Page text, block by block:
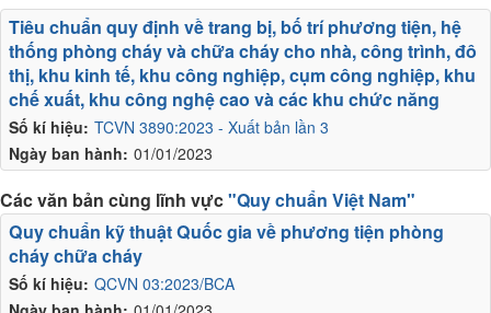
Số kí hiệu: TCVN 3890:2023 - Xuất bản lần 3
Ngày ban hành: 01/01/2023
Tiêu chuẩn quy định về trang bị, bố trí phương tiện, hệ
thống phòng cháy và chữa cháy cho nhà, công trình, đô
thị, khu kinh tế, khu công nghiệp, cụm công nghiệp, khu
chế xuất, khu công nghệ cao và các khu chức năng
Các văn bản cùng lĩnh vực"Quy chuẩn Việt Nam"
Số kí hiệu: QCVN 03:2023/BCA
Quy chuẩn kỹ thuật Quốc gia về phương tiện phòng
cháy chữa cháy